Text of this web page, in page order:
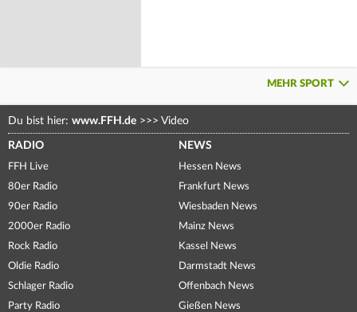
MEHR SPORT
Du bist hier: www.FFH.de >>> Video
RADIO
FFH Live
80er Radio
90er Radio
2000er Radio
Rock Radio
Oldie Radio
Schlager Radio
Party Radio
NEWS
Hessen News
Frankfurt News
Wiesbaden News
Mainz News
Kassel News
Darmstadt News
Offenbach News
Gießen News